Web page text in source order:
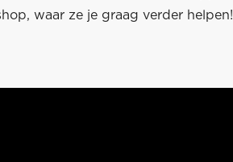
waar ze je graag verder helpen!